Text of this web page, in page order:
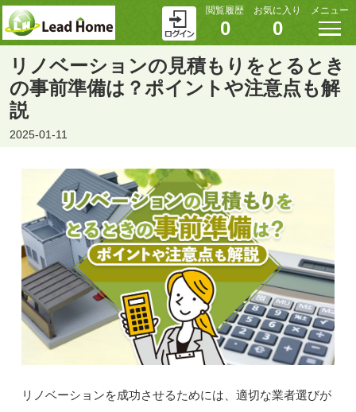
閲覧履歴
0
お気に入り
0
メニュー
リノベーションの見積もりをとるとき
の事前準備は？ポイントや注意点も解
説
2025-01-11
リノベーションを成功させるためには、適切な業者選びが